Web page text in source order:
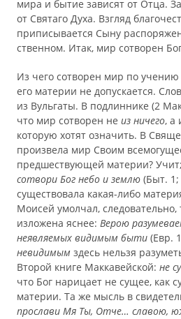
мира и бытие зависят от Отца.
от Святаго Духа. Взгляд
приписывается Сыну
ственном. Итак, мир сотворен
Из чего сотворен мир по учению
его материи не допускается.
из Вульгаты. В подлиннике (2
что мир сотворен не из ничего, а
которую хотят означить. В
произвела мир Своим
предшествующей материи?
сотвори Бог небо и землю (Быт.
существовала какая-либо
Моисей умолчал,
изложена яснее: Верою
неявляемых видимым быти (Евр.
невидимым здесь нельзя
Второй книге Маккавейской: не
что Бог нарицает не сущее, как
материи. Та же мысль в
прослави Мя Ты, Отче… сла­вою,